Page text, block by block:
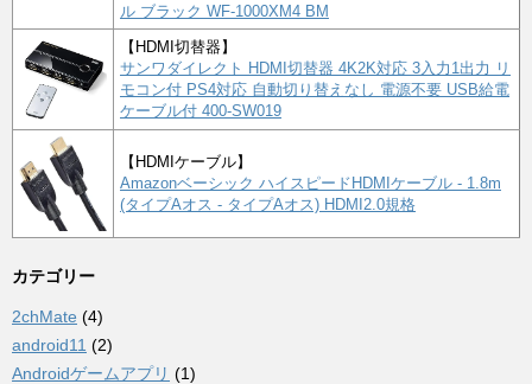
ル ブラック WF-1000XM4 BM
【HDMI切替器】
サンワダイレクト HDMI切替器 4K2K対応 3入力1出力 リ
モコン付 PS4対応 自動切り替えなし 電源不要 USB給電
ケーブル付 400-SW019
【HDMIケーブル】
Amazonベーシック ハイスピードHDMIケーブル - 1.8m
(タイプAオス - タイプAオス) HDMI2.0規格
カテゴリー
2chMate (4)
android11 (2)
Androidゲームアプリ (1)